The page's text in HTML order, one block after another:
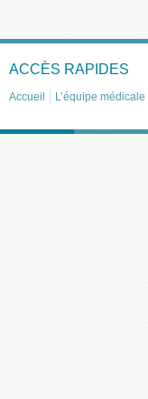
ACCÈS RAPIDES
Accueil L’équipe médicale